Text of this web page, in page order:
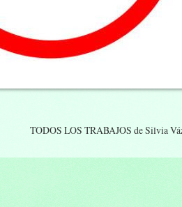
TODOS LOS TRABAJOS de Silvia